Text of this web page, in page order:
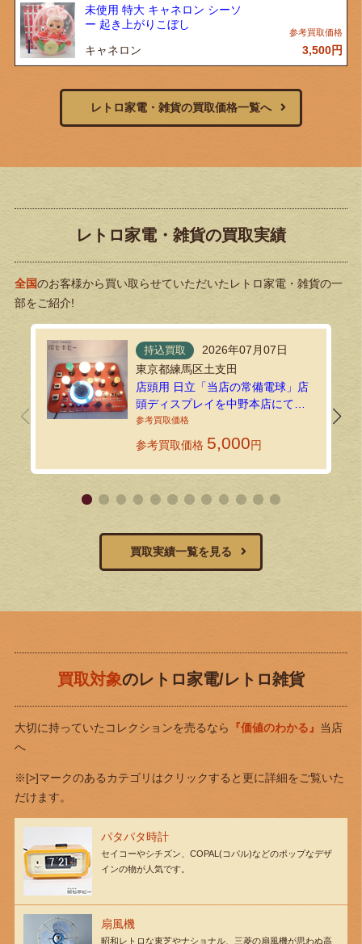
未使用 特大 キャネロン シーソ
ー 起き上がりこぼし
キャネロン 3,500円
レトロ家電・雑貨の買取価格一覧へ
レトロ家電・雑貨の買取実績
全国のお客様から買い取らせていただいたレトロ家電・雑貨の一
部をご紹介!
持込買取
2026年07月07日
東京都練馬区土支田
店頭用 日立「当店の常備電球」店
頭ディスプレイを中野本店にて持
込買取しました
参考買取価格 5,000円
買取実績一覧を見る
買取対象のレトロ家電/レトロ雑貨
大切に持っていたコレクションを売るなら 『価値のわかる』 当店
へ
※[>]マークのあるカテゴリはクリックすると更に詳細をご覧いた
だけます。
パタパタ時計
セイコーやシチズン、COPAL(コパル)などのポップなデザ
インの物が人気です。
扇風機
昭和レトロな東芝やナショナル、三菱の扇風機が思わぬ高